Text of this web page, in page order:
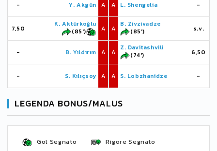
- Y. Akgün A
7,50
K. Aktürkoğlu
(85')
A
- B. Yıldırım A
- S. Kılıçsoy A
A L. Shengelia -
A
B. Zivzivadze
(85')
s.v.
A
Z. Davitashvili
(74')
6,50
A S. Lobzhanidze -
LEGENDA BONUS/MALUS
Gol Segnato
Rigore Segnato